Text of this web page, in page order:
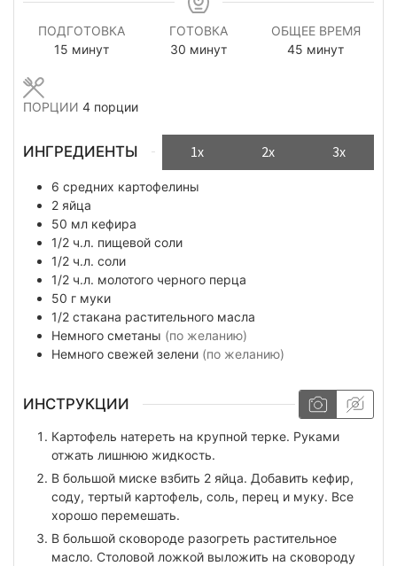
ПОДГОТОВКА
15 минуты
минут
ГОТОВКА
30 минуты
минут
ОБЩЕЕ ВРЕМЯ
45 минуты
минут
ПОРЦИИ 4 порции
ИНГРЕДИЕНТЫ 1x 2x 3x
6 средних картофелины
2 яйца
50 мл кефира
1/2 ч.л. пищевой соли
1/2 ч.л. соли
1/2 ч.л. молотого черного перца
50 г муки
1/2 стакана растительного масла
Немного сметаны (по желанию)
Немного свежей зелени (по желанию)
ИНСТРУКЦИИ
Картофель натереть на крупной терке. Руками
отжать лишнюю жидкость.
В большой миске взбить 2 яйца. Добавить кефир,
соду, тертый картофель, соль, перец и муку. Все
хорошо перемешать.
В большой сковороде разогреть растительное
масло. Столовой ложкой выложить на сковороду